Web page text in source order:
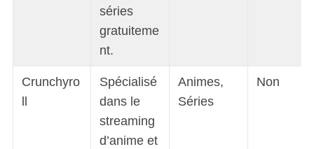
séries
gratuiteme
nt.
Crunchyro
Spécialisé
dans le
streaming
d’anime et
Animes,
Séries
Non